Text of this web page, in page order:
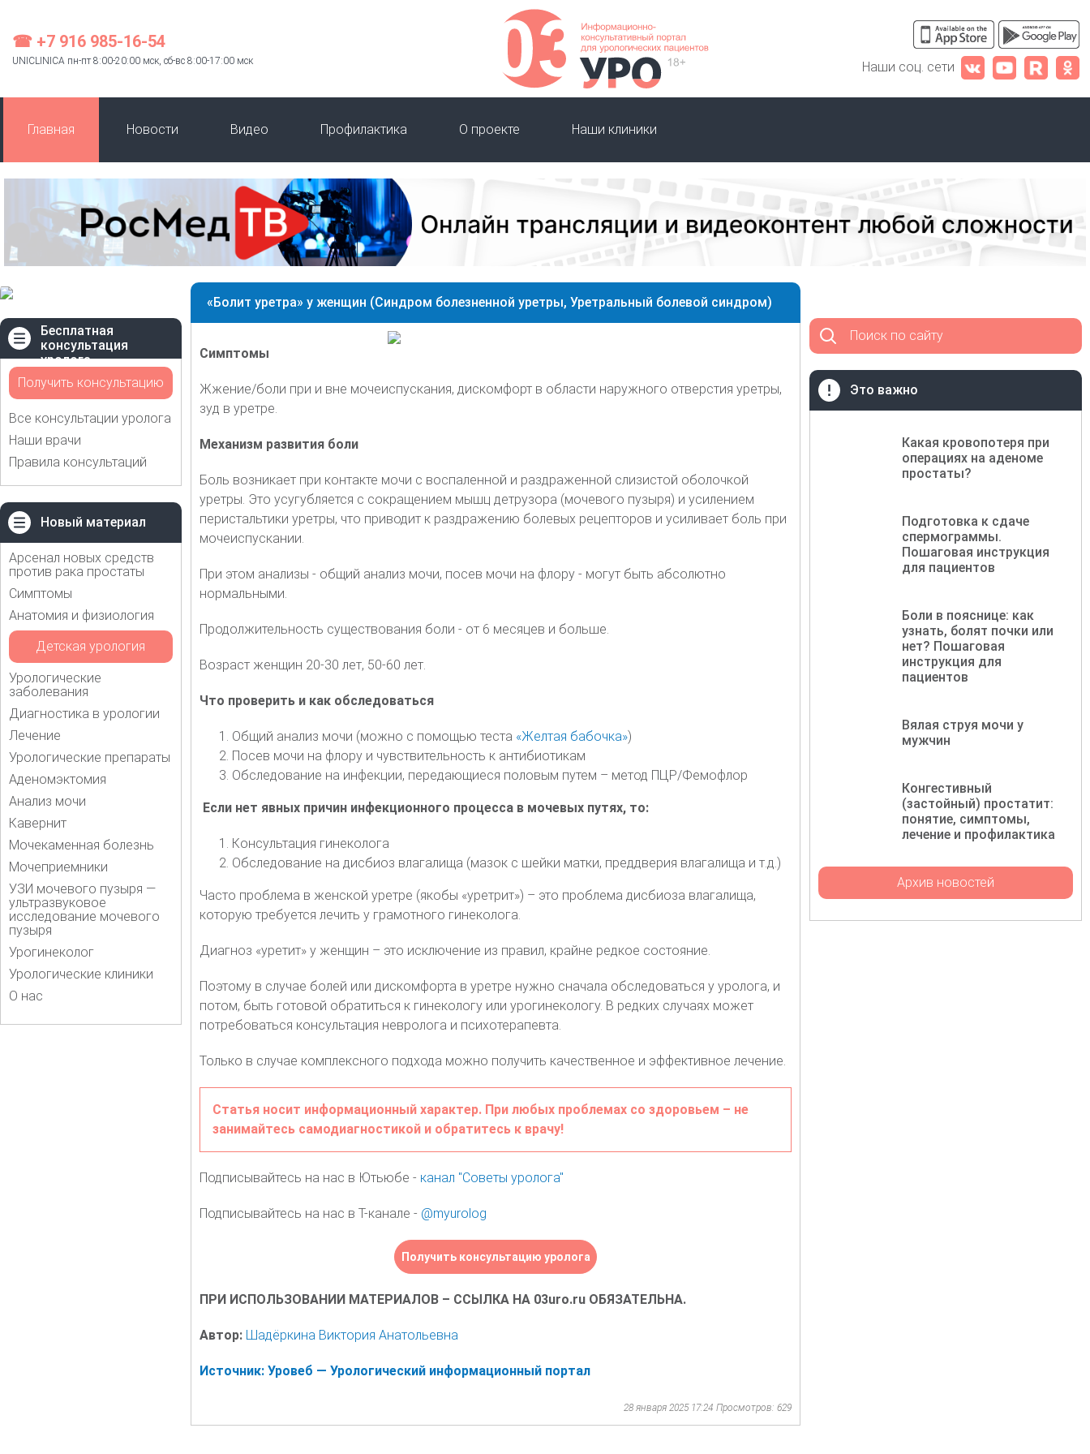
☎ +7 916 985-16-54
UNICLINICA пн-пт 8:00-20:00 мск, сб-вс 8:00-17:00 мск Наши соц. сети
Главная Новости Видео Профилактика О проекте Наши клиники
Бесплатная
консультация
уролога
Получить консультацию
Все консультации уролога
Наши врачи
Правила консультаций
Новый материал
Арсенал новых средств
против рака простаты
Симптомы
Анатомия и физиология
Детская урология
Урологические
заболевания
Диагностика в урологии
Лечение
Урологические препараты
Аденомэктомия
Анализ мочи
Кавернит
Мочекаменная болезнь
Мочеприемники
УЗИ мочевого пузыря —
ультразвуковое
исследование мочевого
пузыря
Урогинеколог
Урологические клиники
О нас
«Болит уретра» у женщин (Синдром болезненной уретры, Уретральный болевой синдром)
Симптомы
Жжение/боли при и вне мочеиспускания, дискомфорт в области наружного отверстия уретры,
зуд в уретре.
Механизм развития боли
Боль возникает при контакте мочи с воспаленной и раздраженной слизистой оболочкой
уретры. Это усугубляется с сокращением мышц детрузора (мочевого пузыря) и усилением
перистальтики уретры, что приводит к раздражению болевых рецепторов и усиливает боль при
мочеиспускании.
При этом анализы - общий анализ мочи, посев мочи на флору - могут быть абсолютно
нормальными.
Продолжительность существования боли - от 6 месяцев и больше.
Возраст женщин 20-30 лет, 50-60 лет.
Что проверить и как обследоваться
Общий анализ мочи (можно с помощью теста «Желтая бабочка»)
Посев мочи на флору и чувствительность к антибиотикам
Обследование на инфекции, передающиеся половым путем – метод ПЦР/Фемофлор
Если нет явных причин инфекционного процесса в мочевых путях, то:
Консультация гинеколога
Обследование на дисбиоз влагалища (мазок с шейки матки, преддверия влагалища и т.д.)
Часто проблема в женской уретре (якобы «уретрит») – это проблема дисбиоза влагалища,
которую требуется лечить у грамотного гинеколога.
Диагноз «уретит» у женщин – это исключение из правил, крайне редкое состояние.
Поэтому в случае болей или дискомфорта в уретре нужно сначала обследоваться у уролога, и
потом, быть готовой обратиться к гинекологу или урогинекологу. В редких случаях может
потребоваться консультация невролога и психотерапевта.
Только в случае комплексного подхода можно получить качественное и эффективное лечение.
Статья носит информационный характер. При любых проблемах со здоровьем – не
занимайтесь самодиагностикой и обратитесь к врачу!
Подписывайтесь на нас в Ютьюбе - канал "Советы уролога"
Подписывайтесь на нас в Т-канале - @myurolog
Получить консультацию уролога
ПРИ ИСПОЛЬЗОВАНИИ МАТЕРИАЛОВ – ССЫЛКА НА 03uro.ru ОБЯЗАТЕЛЬНА.
Автор: Шадёркина Виктория Анатольевна
Источник: Уровеб — Урологический информационный портал
28 января 2025 17:24 Просмотров: 629
Поиск по сайту
Это важно
Какая кровопотеря при
операциях на аденоме
простаты?
Подготовка к сдаче
спермограммы.
Пошаговая инструкция
для пациентов
Боли в пояснице: как
узнать, болят почки или
нет? Пошаговая
инструкция для
пациентов
Вялая струя мочи у
мужчин
Конгестивный
(застойный) простатит:
понятие, симптомы,
лечение и профилактика
Архив новостей